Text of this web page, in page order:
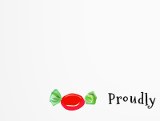
Proudly